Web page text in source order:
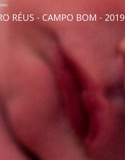
RÉUS - CAMPO BOM - 2019